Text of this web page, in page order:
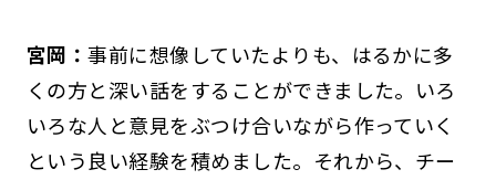
宮岡：事前に想像していたよりも、はるかに多
くの方と深い話をすることができました。いろ
いろな人と意見をぶつけ合いながら作っていく
という良い経験を積めました。それから、チー